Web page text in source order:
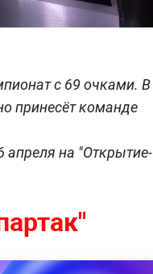
с 69 очками. В
принесёт команде
апреля на "Открытие-